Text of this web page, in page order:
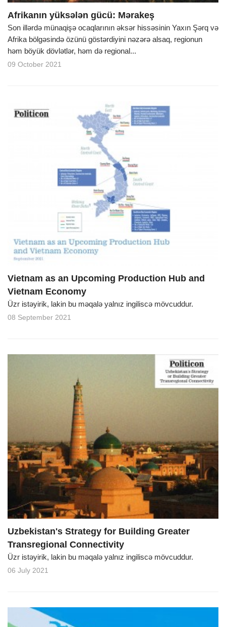
Afrikanın yüksələn gücü: Mərakeş
Son illərdə münaqişə ocaqlarının əksər hissəsinin Yaxın Şərq və
Afrika bölgəsində özünü göstərdiyini nəzərə alsaq, regionun
həm böyük dövlətlər, həm də regional...
09 October 2021
Vietnam as an Upcoming Production Hub and
Vietnam Economy
Üzr istəyirik, lakin bu məqalə yalnız ingiliscə mövcuddur.
08 September 2021
Uzbekistan's Strategy for Building Greater
Transregional Connectivity
Üzr istəyirik, lakin bu məqalə yalnız ingiliscə mövcuddur.
06 July 2021